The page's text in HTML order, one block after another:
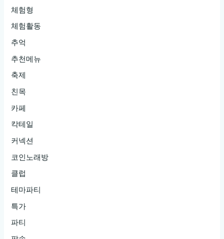
체험형
체험활동
추억
추천메뉴
축제
친목
카페
칵테일
커넥션
코인노래방
클럽
테마파티
특가
파티